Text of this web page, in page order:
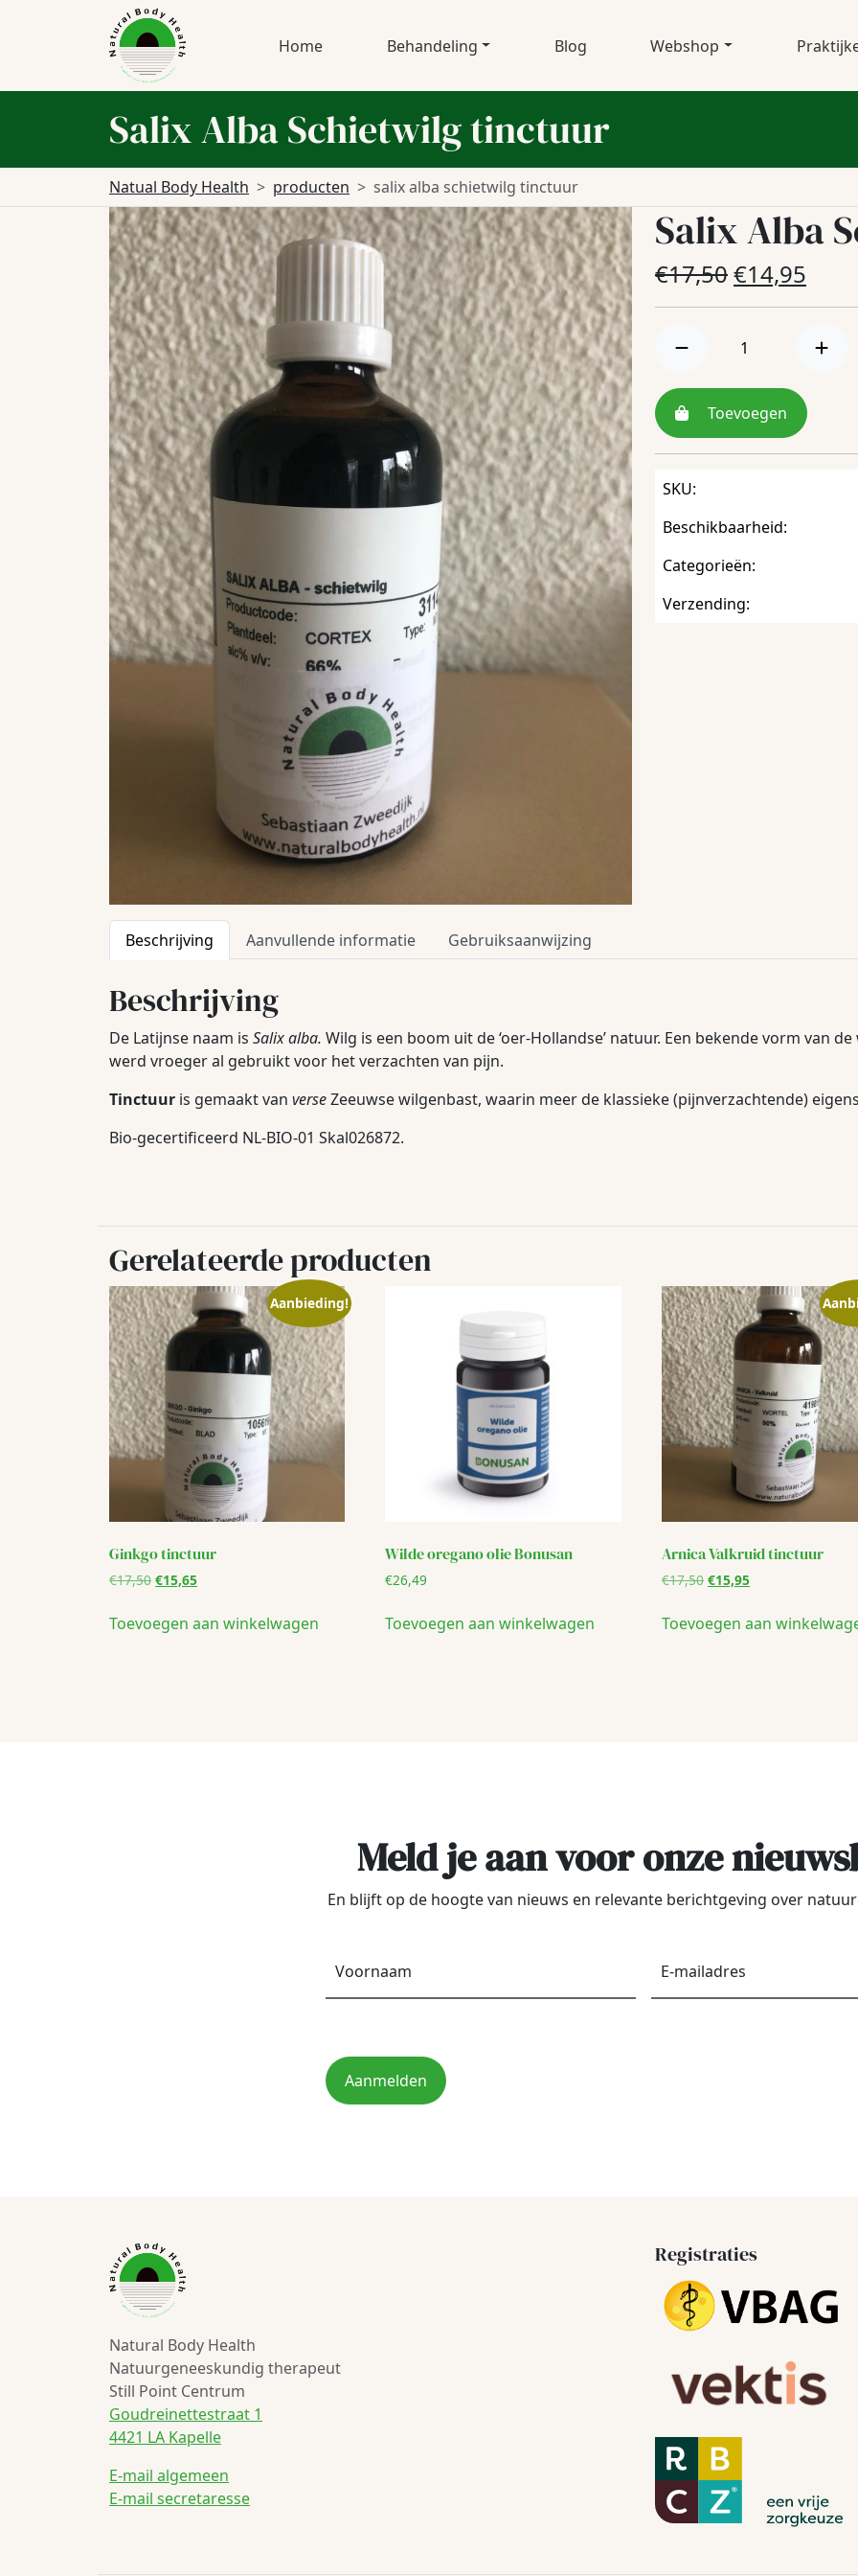
Home Behandeling Blog Webshop
Salix Alba Schietwilg tinctuur
Natual Body Health producten salix alba schietwilg tinctuur
Salix Alba
€17,50
prijs
was:
€14,95
prijs
is:
Toevoegen
SKU:
Beschikbaarheid:
Categorieën:
Verzending:
Beschrijving Aanvullende informatie Gebruiksaanwijzing
Beschrijving
De Latijnse naam is Salix alba. Wilg is een boom uit de ‘oer-Hollandse’ natuur. Een bekende vorm van
werd vroeger al gebruikt voor het verzachten van pijn.
Tinctuur is gemaakt van verseZeeuwse wilgenbast, waarin meer de klassieke (pijnverzachtende)
Bio-gecertificeerd NL-BIO-01 Skal026872.
Gerelateerde producten
Aanbieding!
Ginkgo tinctuur
€17,50 Oorspronkelijke
was:
€17,50.
€15,65Huidige
is:
Toevoegen aan winkelwagen
Wilde oregano olie Bonusan
€26,49
Toevoegen aan winkelwagen
Arnica Valkruid tinctuur
€17,50 Oorspronkelijke
was:
€17,50.
€15,95Huidige
is:
Toevoegen aan
Meld je aan voor onze
En blijft op de hoogte van nieuws en relevante berichtgeving over
Aanmelden
Natural Body Health
Natuurgeneeskundig therapeut
Still Point Centrum
Goudreinettestraat 1
4421 LA Kapelle
E-mail algemeen
E-mail secretaresse
Registraties